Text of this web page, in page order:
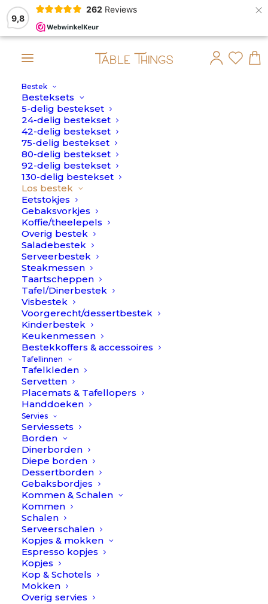
9,8
262 Reviews ×
Bestek
Besteksets
5-delig bestekset
24-delig bestekset
42-delig bestekset
75-delig bestekset
80-delig bestekset
92-delig bestekset
130-delig bestekset
Los bestek
Eetstokjes
Gebaksvorkjes
Koffie/theelepels
Overig bestek
Saladebestek
Serveerbestek
Steakmessen
Taartscheppen
Tafel/Dinerbestek
Visbestek
Voorgerecht/dessertbestek
Kinderbestek
Keukenmessen
Bestekkoffers & accessoires
Tafellinnen
Tafelkleden
Servetten
Placemats & Tafellopers
Handdoeken
Servies
Serviessets
Borden
Dinerborden
Diepe borden
Dessertborden
Gebaksbordjes
Kommen & Schalen
Kommen
Schalen
Serveerschalen
Kopjes & mokken
Espresso kopjes
Kopjes
Kop & Schotels
Mokken
Overig servies
10 Augustus verstuurd.
Goa Specials – Marble Horn
– Kaaslepel // Cutipol
Materiaal
Item
Love it, dit lepeltje gemaakt om heerlijke zachte kaasjes
mee te lepelen!
Gemaakt van Afrikaans Hoorn – wassen met een warm
sopje/niet in de vaatwasser.
Goa
Specials